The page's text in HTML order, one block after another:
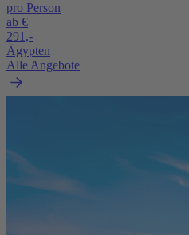
pro Person
ab €
291,-
Ägypten
Alle Angebote